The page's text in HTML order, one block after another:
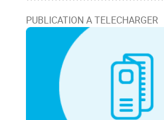
PUBLICATION A TELECHARGER